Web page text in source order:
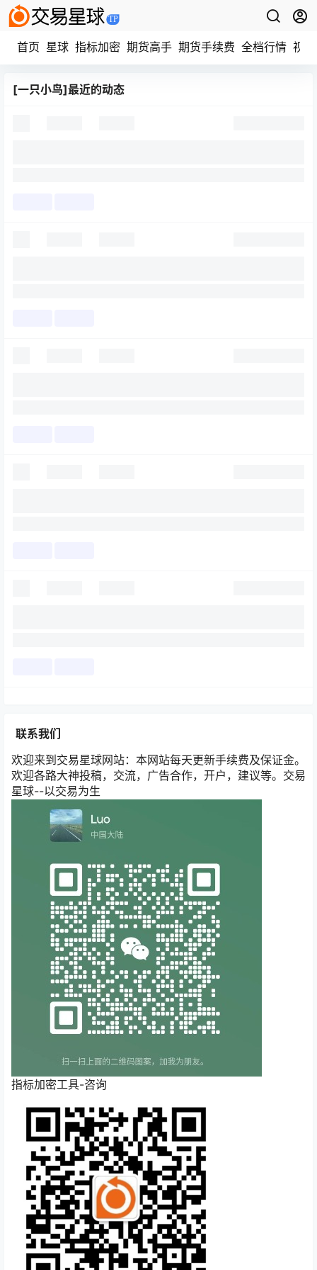
首页 星球 指标加密 期货高手 期货手续费 全档行情 视频
[一只小鸟]最近的动态
联系我们
欢迎来到交易星球网站：本网站每天更新手续费及保证金。
欢迎各路大神投稿，交流，广告合作，开户，建议等。交易
星球--以交易为生
指标加密工具-咨询